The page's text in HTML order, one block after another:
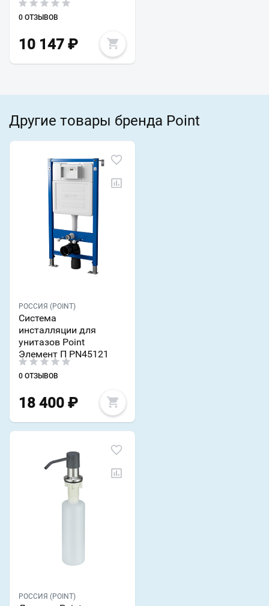
0 ОТЗЫВОВ
10 147 ₽
Другие товары бренда Point
РОССИЯ (POINT)
Система
инсталляции для
унитазов Point
Элемент П PN45121
0 ОТЗЫВОВ
18 400 ₽
РОССИЯ (POINT)